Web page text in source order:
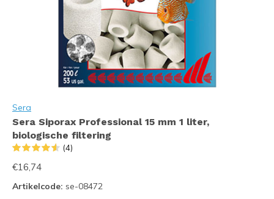
Sera
Sera Siporax Professional 15 mm 1 liter,
biologische filtering
(4)
€16,74
Artikelcode: se-08472